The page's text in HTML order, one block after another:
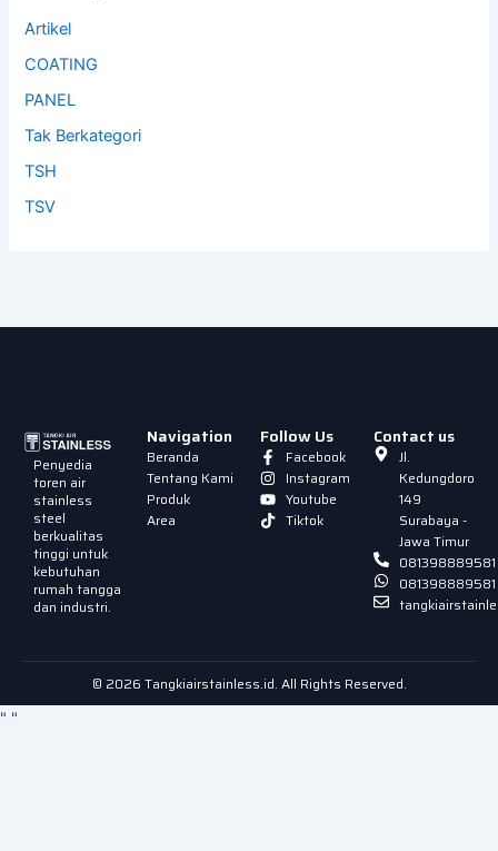
Artikel
COATING
PANEL
Tak Berkategori
TSH
TSV
Penyedia
toren air
stainless
steel
berkualitas
tinggi untuk
kebutuhan
rumah tangga
dan industri.
Navigation
Beranda
Tentang Kami
Produk
Area
Follow Us
Facebook
Instagram
Youtube
Tiktok
Contact us
Jl.
Kedungdoro
149
Surabaya -
Jawa Timur
081398889581
081398889581
© 2026 Tangkiairstainless.id. All Rights Reserved.
" "